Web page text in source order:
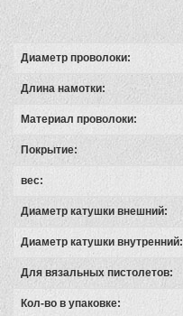
Диаметр проволоки:
Длина намотки:
Материал проволоки:
Покрытие:
вес:
Диаметр катушки внешний:
Диаметр катушки внутренний:
Для вязальных пистолетов:
Кол-во в упаковке: